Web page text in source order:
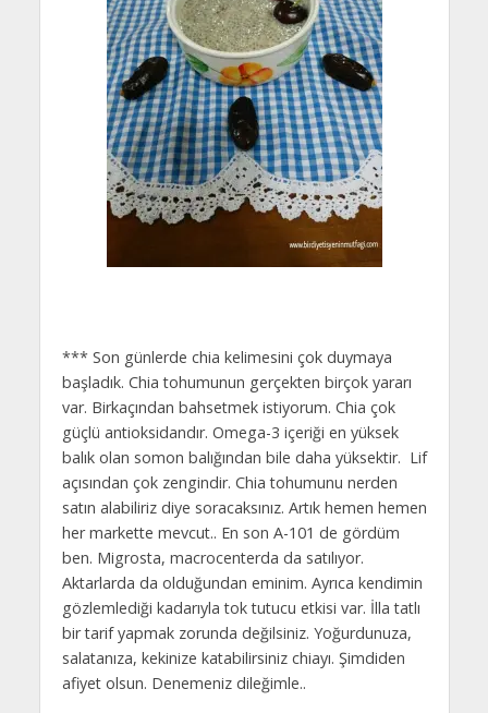
*** Son günlerde chia kelimesini çok duymaya
başladık. Chia tohumunun gerçekten birçok yararı
var. Birkaçından bahsetmek istiyorum. Chia çok
güçlü antioksidandır. Omega-3 içeriği en yüksek
balık olan somon balığından bile daha yüksektir. Lif
açısından çok zengindir. Chia tohumunu nerden
satın alabiliriz diye soracaksınız. Artık hemen hemen
her markette mevcut.. En son A-101 de gördüm
ben. Migrosta, macrocenterda da satılıyor.
Aktarlarda da olduğundan eminim. Ayrıca kendimin
gözlemlediği kadarıyla tok tutucu etkisi var. İlla tatlı
bir tarif yapmak zorunda değilsiniz. Yoğurdunuza,
salatanıza, kekinize katabilirsiniz chiayı. Şimdiden
afiyet olsun. Denemeniz dileğimle..